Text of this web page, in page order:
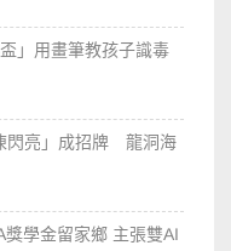
」用畫筆教孩子識毒
閃亮」成招牌 龍洞海
學金留家鄉 主張雙AI